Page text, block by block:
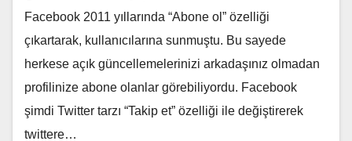
Facebook 2011 yıllarında “Abone ol” özelliği
çıkartarak, kullanıcılarına sunmuştu. Bu sayede
herkese açık güncellemelerinizi arkadaşınız olmadan
profilinize abone olanlar görebiliyordu. Facebook
şimdi Twitter tarzı “Takip et” özelliği ile değiştirerek
twittere…